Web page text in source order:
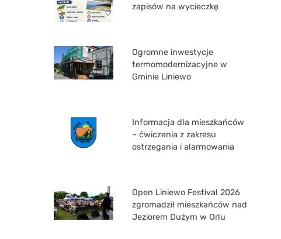
zapisów na wycieczkę
Ogromne inwestycje
termomodernizacyjne w
Gminie Liniewo
Informacja dla mieszkańców
– ćwiczenia z zakresu
ostrzegania i alarmowania
Open Liniewo Festival 2026
zgromadził mieszkańców nad
Jeziorem Dużym w Orlu